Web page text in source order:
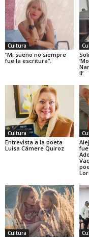
Cultura
“Mi sueño no siempre
fue la escritura”.
II’
Cultura
Entrevista a la poeta
Luisa Cámere Quiroz
Cultura